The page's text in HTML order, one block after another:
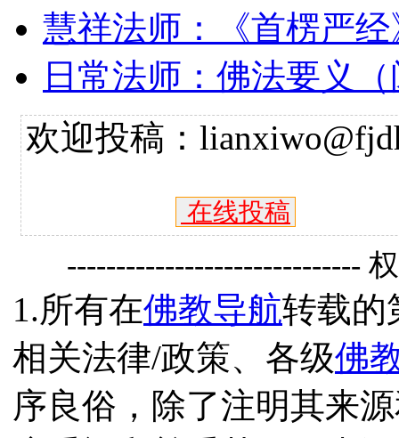
慧祥法师：《首楞严
日常法师：佛法要义
欢迎投稿：
在线投稿
------------------------------
1.所有在佛教导航转载的
相关法律/政策、各级佛
序良俗，除了注明其来